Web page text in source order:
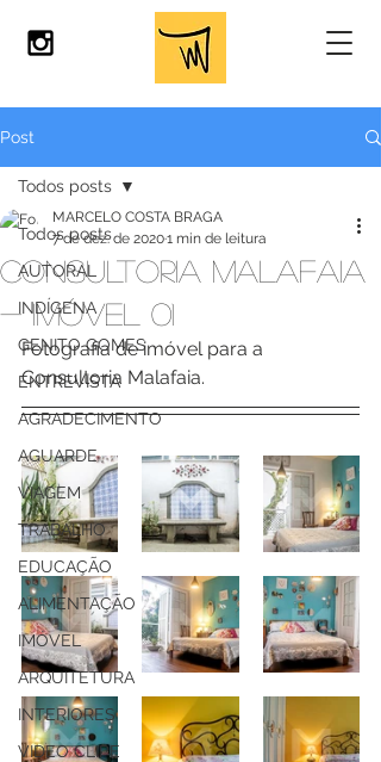
Post
Todos posts
AUTORAL
INDÍGENA
GENITO GOMES
ENTREVISTA
AGRADECIMENTO
AGUARDE
VIAGEM
TRABALHO
EDUCAÇÃO
ALIMENTAÇÃO
IMÓVEL
ARQUITETURA
INTERIORES
VIDEO CLIPE
Todos posts
CONSULTORIA MALAFAIA
- IMÓVEL 01
MARCELO COSTA BRAGA
7 de dez. de 20201 min de leitura
Fotografia de imóvel para a
Consultoria Malafaia.